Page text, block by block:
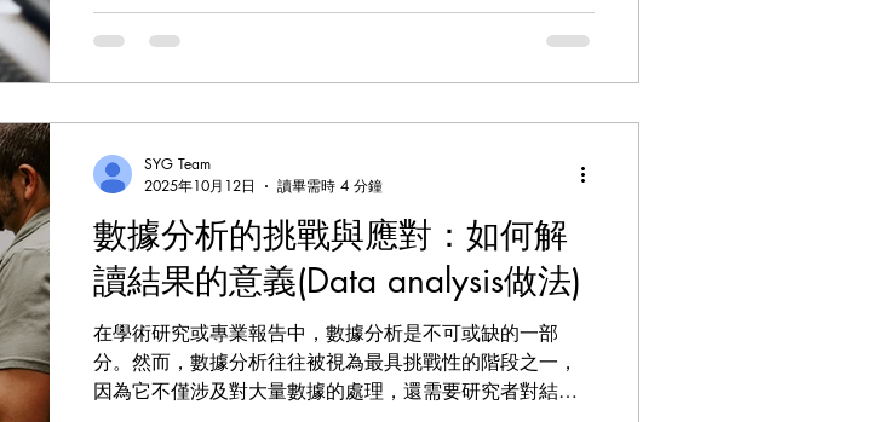
與創新之處。本文將分步解析如何有效撰寫討論部分，並
分享一些實用技巧，幫助您在這一章節中充分展現學術深
數據分析的挑戰與應對：如何解
讀結果的意義(Data analysis做法)
在學術研究或專業報告中，數據分析是不可或缺的一部
分。然而，數據分析往往被視為最具挑戰性的階段之一，
因為它不僅涉及對大量數據的處理，還需要研究者對結果
SYG Team
2025年10月12日
讀畢需時 4 分鐘